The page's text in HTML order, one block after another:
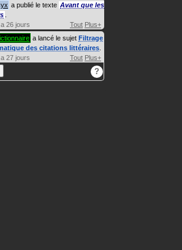
a publié le texte Avant que les
26 jours
Tout Plus+
a lancé le sujet Filtrage
des citations littéraires
27 jours
Tout Plus+
?